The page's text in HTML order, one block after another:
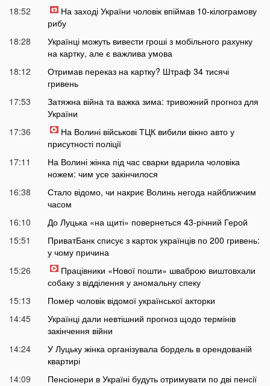
18:52
На заході України чоловік впіймав 10-кілограмову
рибу
18:28
Українці можуть вивести гроші з мобільного рахунку
на картку, але є важлива умова
18:12
Отримав переказ на картку? Штраф 34 тисячі
гривень
17:53
Затяжна війна та важка зима: тривожний прогноз для
України
17:36
На Волині військові ТЦК вибили вікно авто у
присутності поліції
17:11
На Волині жінка під час сварки вдарила чоловіка
ножем: чим усе закінчилося
16:38
Стало відомо, чи накриє Волинь негода найближчим
часом
16:10
До Луцька «на щиті» повернеться 43-річний Герой
15:51
ПриватБанк списує з карток українців по 200 гривень:
у чому причина
15:26
Працівники «Нової пошти» шваброю виштовхали
собаку з відділення у аномальну спеку
15:13
Помер чоловік відомої української акторки
14:45
Українці дали невтішний прогноз щодо термінів
закінчення війни
14:24
У Луцьку жінка організувала бордель в орендованій
квартирі
14:09
Пенсіонери в Україні будуть отримувати по дві пенсії